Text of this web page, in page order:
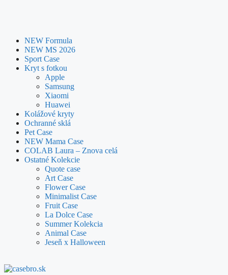
NEW Formula
NEW MS 2026
Sport Case
Kryt s fotkou
Apple
Samsung
Xiaomi
Huawei
Kolážové kryty
Ochranné sklá
Pet Case
NEW Mama Case
COLAB Laura – Znova celá
Ostatné Kolekcie
Quote case
Art Case
Flower Case
Minimalist Case
Fruit Case
La Dolce Case
Summer Kolekcia
Animal Case
Jeseň x Halloween